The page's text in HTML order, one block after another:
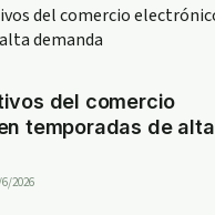
del comercio
temporadas de alta
2026